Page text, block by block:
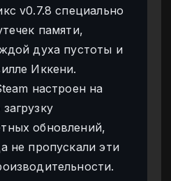
v0.7.8 специально
памяти,
духа пустоты и
Иккени.
настроен на
обновлений,
не пропускали эти